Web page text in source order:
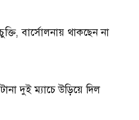
বার্সোলনায় থাকছেন না
দুই ম্যাচে উড়িয়ে দিল